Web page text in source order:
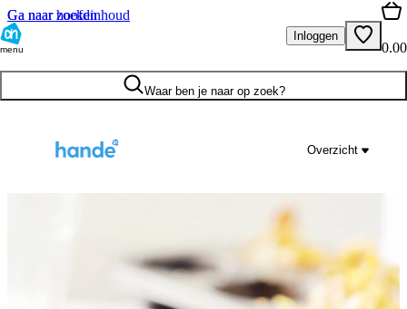
Ga naar hoofdinhoud
Ga naar zoeken
menu
Inloggen
0.00
Waar ben je naar op zoek?
Overzicht